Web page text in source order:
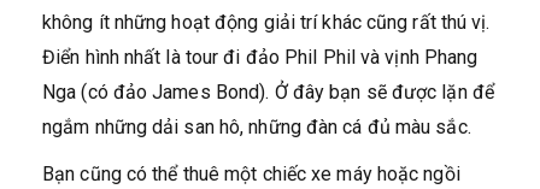
không ít những hoạt động giải trí khác cũng rất thú vị.
Điển hình nhất là tour đi đảo Phil Phil và vịnh Phang
Nga (có đảo James Bond). Ở đây bạn sẽ được lặn để
ngắm những dải san hô, những đàn cá đủ màu sắc.
Bạn cũng có thể thuê một chiếc xe máy hoặc ngồi